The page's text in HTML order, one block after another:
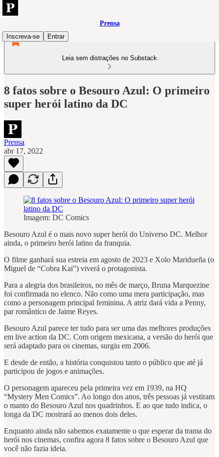
Prensa
Inscreva-se
Entrar
Leia sem distrações no Substack
8 fatos sobre o Besouro Azul: O primeiro
super herói latino da DC
Prensa
abr 17, 2022
Imagem: DC Comics
Besouro Azul é o mais novo super herói do Universo DC. Melhor
ainda, o primeiro herói latino da franquia.
O filme ganhará sua estreia em agosto de 2023 e Xolo Maridueña (o
Miguel de “Cobra Kai”) viverá o protagonista.
Para a alegria dos brasileiros, no mês de março, Bruna Marquezine
foi confirmada no elenco. Não como uma mera participação, mas
como a personagem principal feminina. A atriz dará vida a Penny,
par romântico de Jaime Reyes.
Besouro Azul parece ter tudo para ser uma das melhores produções
em live action da DC. Com origem mexicana, a versão do herói que
será adaptado para os cinemas, surgiu em 2006.
E desde de então, a história conquistou tanto o público que até já
participou de jogos e animações.
O personagem apareceu pela primeira vez em 1939, na HQ
“Mystery Men Comics”. Ao longo dos anos, três pessoas já vestiram
o manto do Besouro Azul nos quadrinhos. E ao que tudo indica, o
longa da DC mostrará ao menos dois deles.
Enquanto ainda não sabemos exatamente o que esperar da trama do
herói nos cinemas, confira agora 8 fatos sobre o Besouro Azul que
você não fazia ideia.